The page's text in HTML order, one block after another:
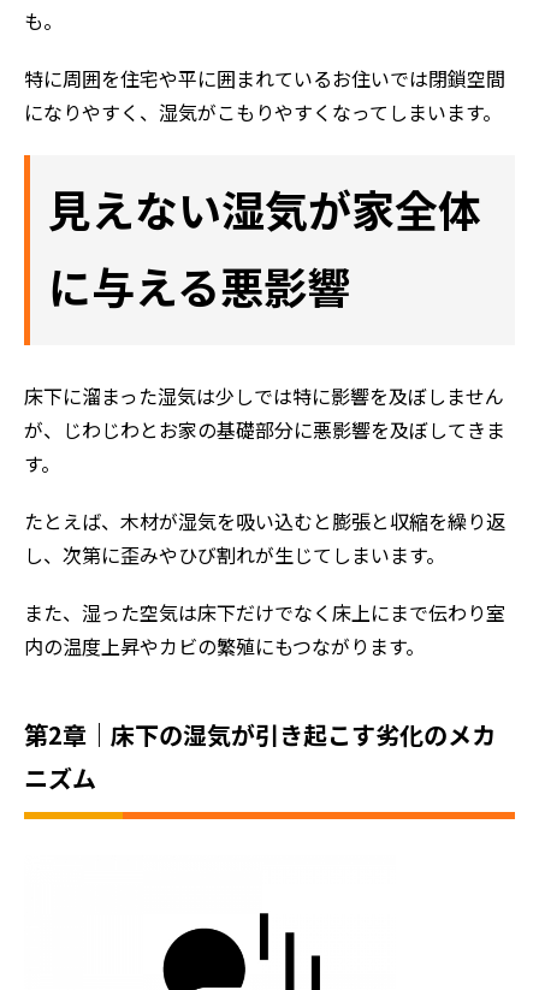
も。
特に周囲を住宅や平に囲まれているお住いでは閉鎖空間
になりやすく、湿気がこもりやすくなってしまいます。
見えない湿気が家全体
に与える悪影響
床下に溜まった湿気は少しでは特に影響を及ぼしません
が、じわじわとお家の基礎部分に悪影響を及ぼしてきま
す。
たとえば、木材が湿気を吸い込むと膨張と収縮を繰り返
し、次第に歪みやひび割れが生じてしまいます。
また、湿った空気は床下だけでなく床上にまで伝わり室
内の温度上昇やカビの繁殖にもつながります。
第2章｜床下の湿気が引き起こす劣化のメカ
ニズム